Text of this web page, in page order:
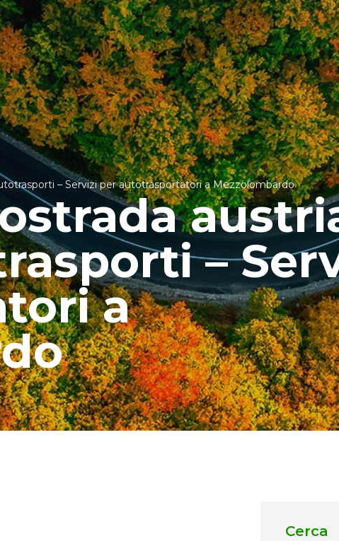
– Servizi per autotrasportatori a Mezzolombardo
–
a
Cerca